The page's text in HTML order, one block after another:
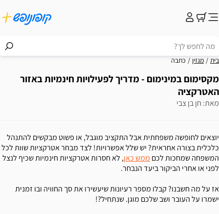
בית מגזין כתבה
מקסימום במינימום - מדריך לפעילויות חינמיות באזור
האטרקציה
מאת: חן בן צבי
יוצאים לחופשה משפחתית אבל התקציב מוגבל, או פשוט מבקשים להתנהל
כלכלית בצורה אחראית? יש שלל אפשרויות! לצד מבחר אטרקציות שוות לכל
המשפחה שמחכות לכם ממש כאן, לא חסרות אטרקציות חינמיות שכיף לנצל
לפני או אחרי הביקור ביעד הנבחר.
אז על מה חשבנו? קבלו מספר רעיונות שיעשירו את סך החוויה ובו זמנית
ישמרו על העובר ושב שלכם מוגן. שנתחיל?!